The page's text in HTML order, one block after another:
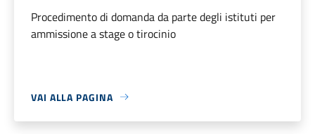
Procedimento di domanda da parte degli istituti per
ammissione a stage o tirocinio
VAI ALLA PAGINA